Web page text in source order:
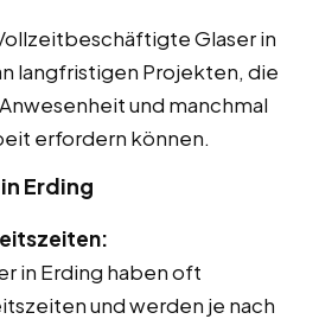
Glaser in
langfristigen Projekten, die
und manchmal
erfordern können.
Erding
in Erding haben oft
und werden je nach